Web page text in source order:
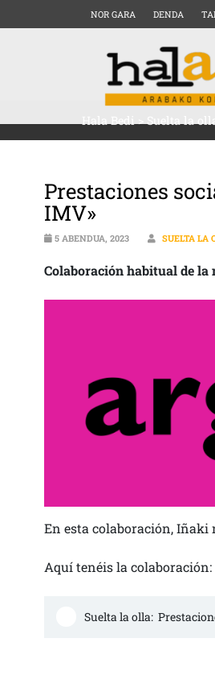
NOR GARA DENDA
Hala Bedi>Suelta la
Prestaciones
IMV»
5 ABENDUA, 2023 SUELTA LA
Colaboración habitual de
En esta colaboración, Iñaki
Aquí tenéis la colaboración:
Suelta la olla: